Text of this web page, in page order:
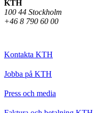
KTH
100 44 Stockholm
+46 8 790 60 00
Kontakta KTH
Jobba på KTH
Press och media